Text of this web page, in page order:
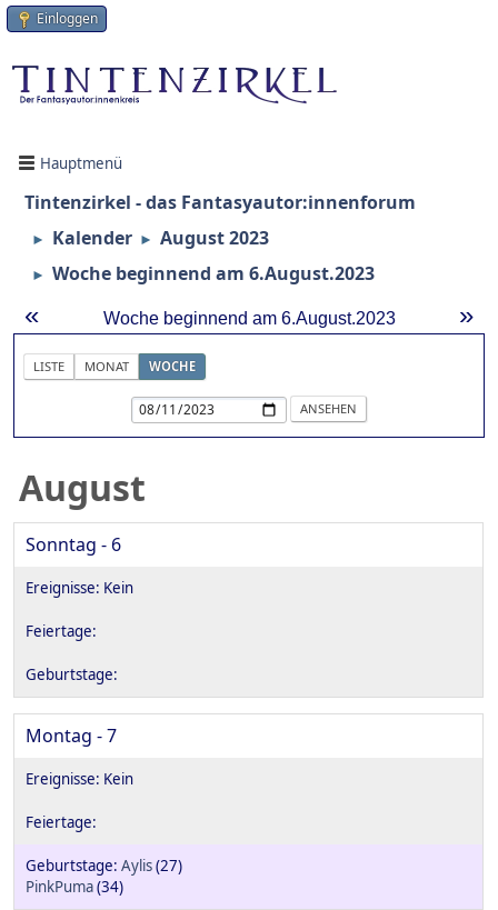
Einloggen
Hauptmenü
Tintenzirkel - das Fantasyautor:innenforum
► Kalender ► August 2023
► Woche beginnend am 6.August.2023
« »
Woche beginnend am 6.August.2023
LISTE MONAT WOCHE
August
Sonntag - 6
Montag - 7
Aylis(27)
PinkPuma(34)